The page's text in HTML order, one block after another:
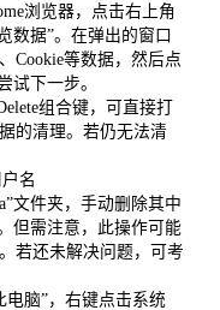
浏览器，点击右上角
数据”。在弹出的窗口
Cookie等数据，然后点
试下一步。
组合键，可直接打
的清理。若仍无法清
名
文件夹，手动删除其中
但需注意，此操作可能
若还未解决问题，可考
电脑”，右键点击系统